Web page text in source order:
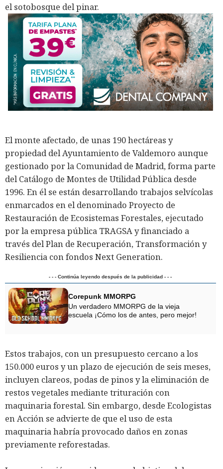
el sotobosque del pinar.
El monte afectado, de unas 190 hectáreas y
propiedad del Ayuntamiento de Valdemoro aunque
gestionado por la Comunidad de Madrid, forma parte
del Catálogo de Montes de Utilidad Pública desde
1996. En él se están desarrollando trabajos selvícolas
enmarcados en el denominado Proyecto de
Restauración de Ecosistemas Forestales, ejecutado
por la empresa pública TRAGSA y financiado a
través del Plan de Recuperación, Transformación y
Resiliencia con fondos Next Generation.
- - - Continúa leyendo después de la publicidad - - -
Corepunk MMORPG
Un verdadero MMORPG de la vieja
escuela ¡Cómo los de antes, pero mejor!
Estos trabajos, con un presupuesto cercano a los
150.000 euros y un plazo de ejecución de seis meses,
incluyen clareos, podas de pinos y la eliminación de
restos vegetales mediante trituración con
maquinaria forestal. Sin embargo, desde Ecologistas
en Acción se advierte de que el uso de esta
maquinaria habría provocado daños en zonas
previamente reforestadas.